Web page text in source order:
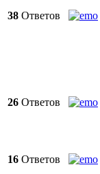
38 Ответов
26 Ответов
16 Ответов